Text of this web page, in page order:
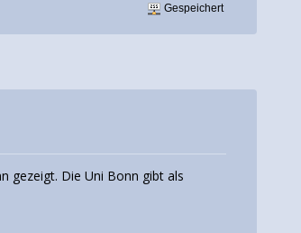
Gespeichert
gezeigt. Die Uni Bonn gibt als